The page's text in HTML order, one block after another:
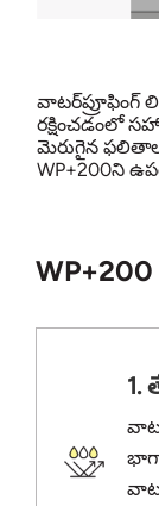
వాటర్‌ప్రూఫింగ్
రక్షించడంలో
మెరుగైన
WP+200ని
1.